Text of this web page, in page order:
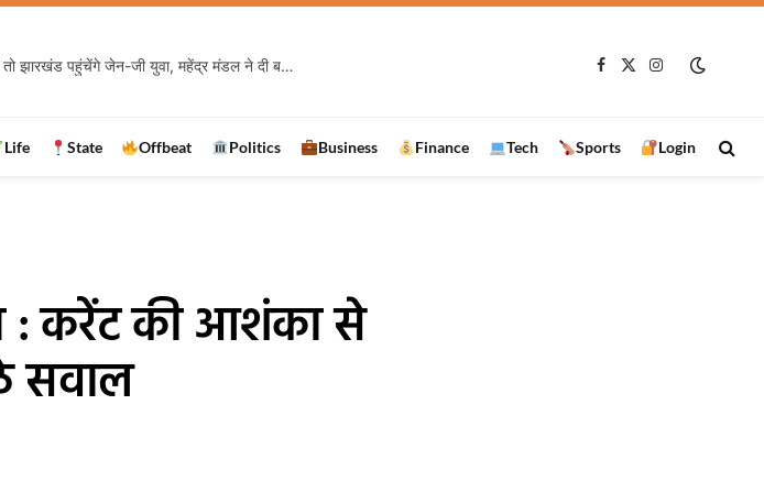
जेपीएससी धांधली पर नहीं मानी मांगें तो झारखंड पहुंचेंगे जेन-जी युवा, महेंद्र मंडल ने दी बड़ी चेतावनी
Facebook
X
Instagram
Life State Offbeat Politics Business Finance Tech Sports Login
: करेंट की आशंका से
सवाल